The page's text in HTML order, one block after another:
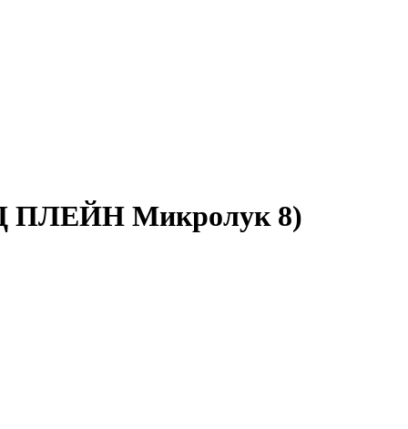
ПЛЕЙН Микролук 8)